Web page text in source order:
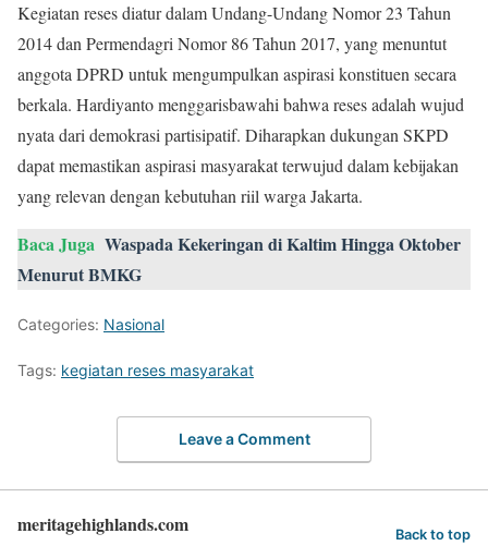
Kegiatan reses diatur dalam Undang-Undang Nomor 23 Tahun
2014 dan Permendagri Nomor 86 Tahun 2017, yang menuntut
anggota DPRD untuk mengumpulkan aspirasi konstituen secara
berkala. Hardiyanto menggarisbawahi bahwa reses adalah wujud
nyata dari demokrasi partisipatif. Diharapkan dukungan SKPD
dapat memastikan aspirasi masyarakat terwujud dalam kebijakan
yang relevan dengan kebutuhan riil warga Jakarta.
Baca Juga Waspada Kekeringan di Kaltim Hingga Oktober
Menurut BMKG
Categories: Nasional
Tags: kegiatan reses masyarakat
Leave a Comment
meritagehighlands.com Back to top